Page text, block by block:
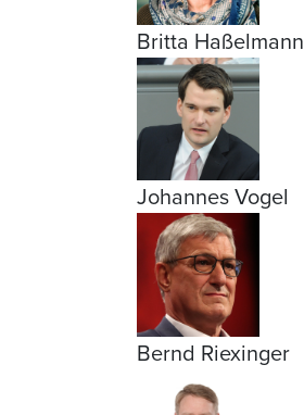
Britta Haßelmann
Johannes Vogel
Bernd Riexinger